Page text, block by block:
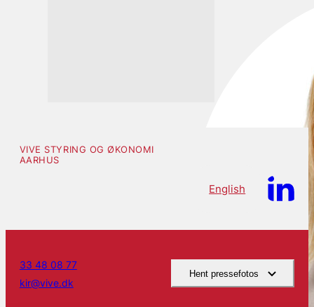
VIVE STYRING OG ØKONOMI
AARHUS
English
33 48 08 77
kir@vive.dk
Hent pressefotos